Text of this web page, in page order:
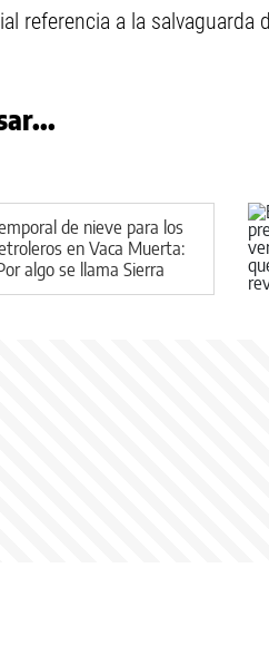
referencia a la
de nieve para los
en Vaca Muerta:
algo se llama Sierra